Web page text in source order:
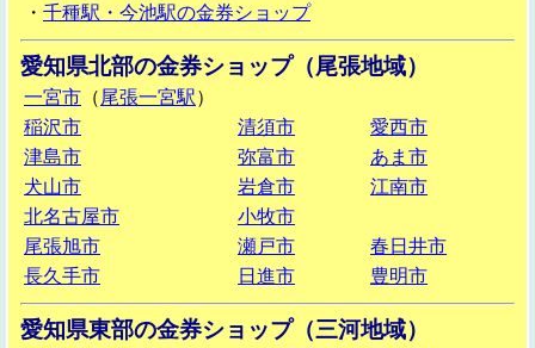
・ 千種駅・今池駅の金券ショップ
愛知県北部の金券ショップ（尾張地域）
一宮市 （ 尾張一宮駅）
稲沢市
清須市
愛西市
津島市
弥富市
あま市
犬山市
岩倉市
江南市
北名古屋市
小牧市
尾張旭市
瀬戸市
春日井市
長久手市
日進市 豊明市
愛知県東部の金券ショップ（三河地域）